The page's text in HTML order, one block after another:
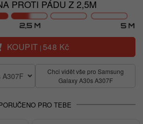
PROTI PÁDU Z 2,5M
KOUPIT | 548 Kč
A307F
Chci vidět vše pro Samsung
Galaxy A30s A307F
PRO TEBE